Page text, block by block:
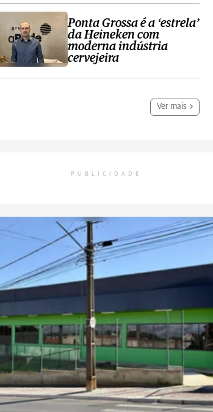
Ponta Grossa é a ‘estrela’
da Heineken com
moderna indústria
cervejeira
Ver mais
PUBLICIDADE